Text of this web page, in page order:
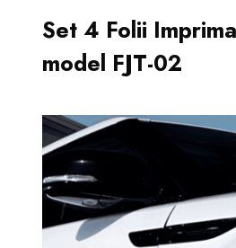
Set 4 Folii
model FJT-02